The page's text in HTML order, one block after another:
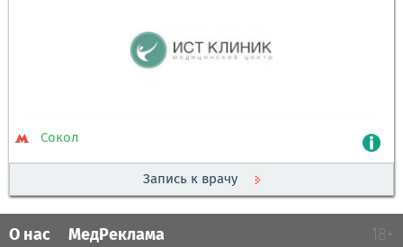
Сокол
Запись к врачу
О нас МедРеклама 18+